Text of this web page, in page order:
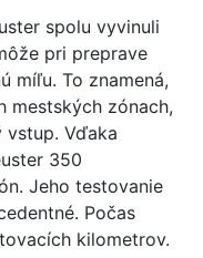
spolu vyvinuli
pri preprave
míľu. To znamená,
mestských zónach,
vstup. Vďaka
350
Jeho testovanie
Počas
kilometrov.